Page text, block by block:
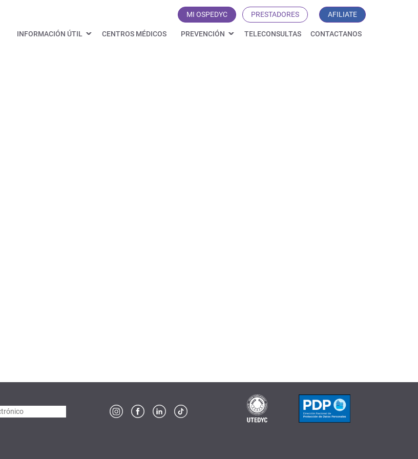
MI OSPEDYC PRESTADORES AFILIATE
INFORMACIÓN ÚTIL CENTROS MÉDICOS PREVENCIÓN TELECONSULTAS CONTACTANOS